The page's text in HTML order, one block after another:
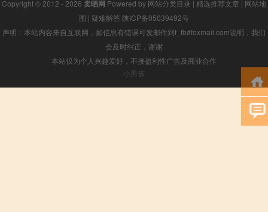
Copyright © 2012 - 2026 卖晒网 Powered by 网站分类目录 | 精选推荐文章 | 网站地
图 | 疑难解答 陕ICP备05039492号
声明：本站内容来自互联网，如信息有错误可发邮件到f_fb#foxmail.com说明，我们
会及时纠正，谢谢
本站仅为个人兴趣爱好，不接盈利性广告及商业合作
小男孩